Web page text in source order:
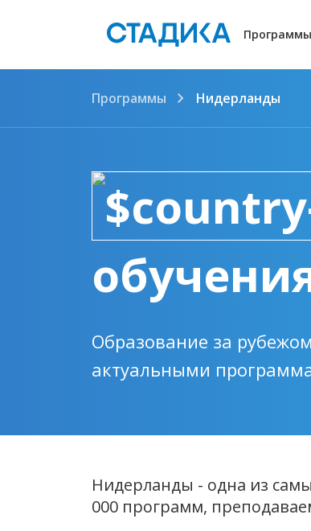
Программы
Программы Нидерланды
Образование за
актуальными
Нидерланды - одна из
000 программ,